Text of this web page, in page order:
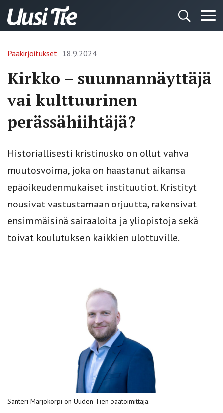
Pääkirjoitukset 18.9.2024
Kirkko – suunnannäyttäjä
vai kulttuurinen
perässähiihtäjä?
Historiallisesti kristinusko on ollut vahva
muutosvoima, joka on haastanut aikansa
epäoikeudenmukaiset instituutiot. Kristityt
nousivat vastustamaan orjuutta, rakensivat
ensimmäisinä sairaaloita ja yliopistoja sekä
toivat koulutuksen kaikkien ulottuville.
Santeri Marjokorpi on Uuden Tien päätoimittaja.